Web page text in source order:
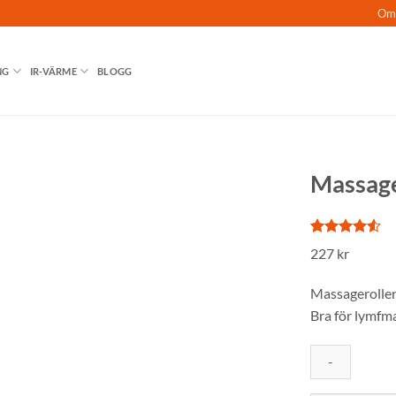
IR-VÄRME BLOGG
Betygsatt
4.5av 5
2
227 kr
Bra för